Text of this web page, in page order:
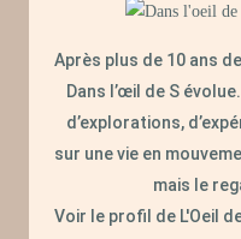
Après plus de 10 ans
Dans l’œil de S
d’explorations,
sur une vie en
mais le
Voir le profil de L'Oeil